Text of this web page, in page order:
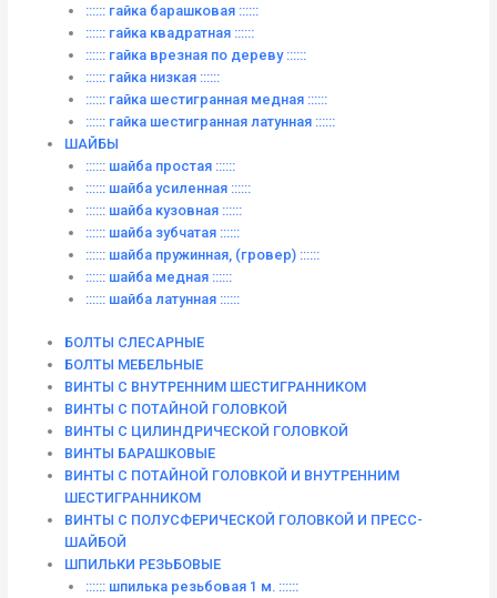
:::::: гайка барашковая ::::::
:::::: гайка квадратная ::::::
:::::: гайка врезная по дереву ::::::
:::::: гайка низкая ::::::
:::::: гайка шестигранная медная ::::::
:::::: гайка шестигранная латунная ::::::
ШАЙБЫ
:::::: шайба простая ::::::
:::::: шайба усиленная ::::::
:::::: шайба кузовная ::::::
:::::: шайба зубчатая ::::::
:::::: шайба пружинная, (гровер) ::::::
:::::: шайба медная ::::::
:::::: шайба латунная ::::::
БОЛТЫ СЛЕСАРНЫЕ
БОЛТЫ МЕБЕЛЬНЫЕ
ВИНТЫ С ВНУТРЕННИМ ШЕСТИГРАННИКОМ
ВИНТЫ С ПОТАЙНОЙ ГОЛОВКОЙ
ВИНТЫ С ЦИЛИНДРИЧЕСКОЙ ГОЛОВКОЙ
ВИНТЫ БАРАШКОВЫЕ
ВИНТЫ С ПОТАЙНОЙ ГОЛОВКОЙ И ВНУТРЕННИМ
ШЕСТИГРАННИКОМ
ВИНТЫ С ПОЛУСФЕРИЧЕСКОЙ ГОЛОВКОЙ И ПРЕСС-
ШАЙБОЙ
ШПИЛЬКИ РЕЗЬБОВЫЕ
:::::: шпилька резьбовая 1 м. ::::::